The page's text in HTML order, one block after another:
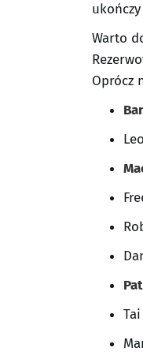
Warto
Oprócz